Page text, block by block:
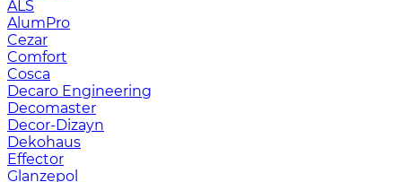
ALS
AlumPro
Cezar
Comfort
Cosca
Decaro Engineering
Decomaster
Decor-Dizayn
Dekohaus
Effector
Glanzepol